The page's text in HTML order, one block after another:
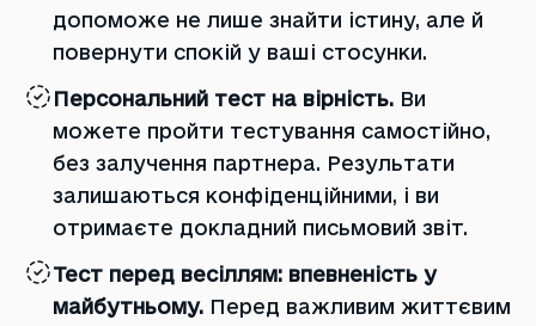
допоможе не лише знайти істину, але й
повернути спокій у ваші стосунки.
Персональний тест на вірність. Ви
можете пройти тестування самостійно,
без залучення партнера. Результати
залишаються конфіденційними, і ви
отримаєте докладний письмовий звіт.
Тест перед весіллям: впевненість у
майбутньому. Перед важливим життєвим